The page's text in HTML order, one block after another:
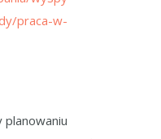
praca-w-
planowaniu